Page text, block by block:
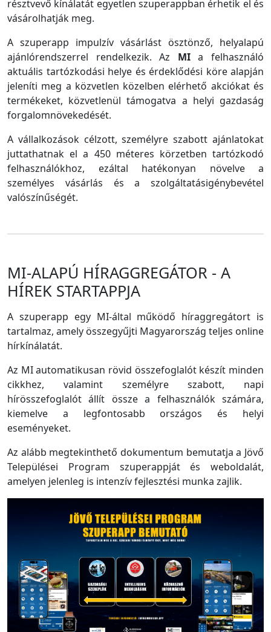
résztvevő kínálatát egyetlen szuperappban érhetik el és
vásárolhatják meg.
A szuperapp impulzív vásárlást ösztönző, helyalapú
ajánlórendszerrel rendelkezik. Az MIa felhasználó
aktuális tartózkodási helye és érdeklődési köre alapján
jeleníti meg a közvetlen közelben elérhető akciókat és
termékeket, közvetlenül támogatva a helyi gazdaság
forgalomnövekedését.
A vállalkozások célzott, személyre szabott ajánlatokat
juttathatnak el a 450 méteres körzetben tartózkodó
felhasználókhoz, ezáltal hatékonyan növelve a
személyes vásárlás és a szolgáltatásigénybevétel
valószínűségét.
MI-ALAPÚ HÍRAGGREGÁTOR - A
HÍREK STARTAPPJA
A szuperapp egy MI-által működő híraggregátort is
tartalmaz, amely összegyűjti Magyarország teljes online
hírkínálatát.
Az MI automatikusan rövid összefoglalót készít minden
cikkhez, valamint személyre szabott, napi
hírösszefoglalót állít össze a felhasználók számára,
kiemelve a legfontosabb országos és helyi
eseményeket.
Az alább megtekinthető dokumentum bemutatja a Jövő
Települései Program szuperappját és weboldalát,
amelyen jelenleg is intenzív fejlesztési munka zajlik.